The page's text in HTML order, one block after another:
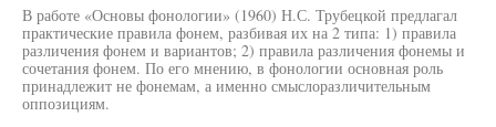
В работе «Основы фонологии» (1960) Н.С. Трубецкой предлагал
практические правила фонем, разбивая их на 2 типа: 1) правила
различения фонем и вариантов; 2) правила различения фонемы и
сочетания фонем. По его мнению, в фонологии основная роль
принадлежит не фонемам, а именно смыслоразличительным
оппозициям.